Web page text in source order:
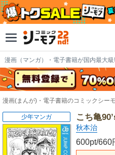
漫画（マンガ）・電子書籍が国内最大級
漫画(まんが)・電子書籍のコミックシー
こち亀
秋本治
600pt/660
少年マンガ